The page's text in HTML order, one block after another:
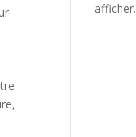
afficher.